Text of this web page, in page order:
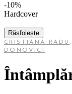
-10%
Hardcover
Răsfoiește
CRISTIANA RADU ,
DONOVICI